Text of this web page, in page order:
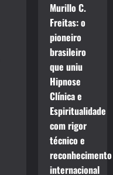
Murillo C.
Freitas: o
pioneiro
brasileiro
que uniu
Hipnose
Clínica e
Espiritualidade
com rigor
técnico e
reconhecimento
internacional